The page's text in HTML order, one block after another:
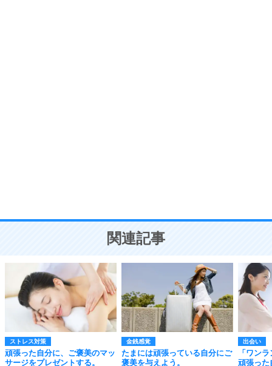
ことが大切。
関連記事
ストレス対策
頑張った自分に、ご褒美のマッ
サージをプレゼントする。
金銭感覚
たまには頑張っている自分にご
褒美を与えよう。
出会い
「ワン
頑張った